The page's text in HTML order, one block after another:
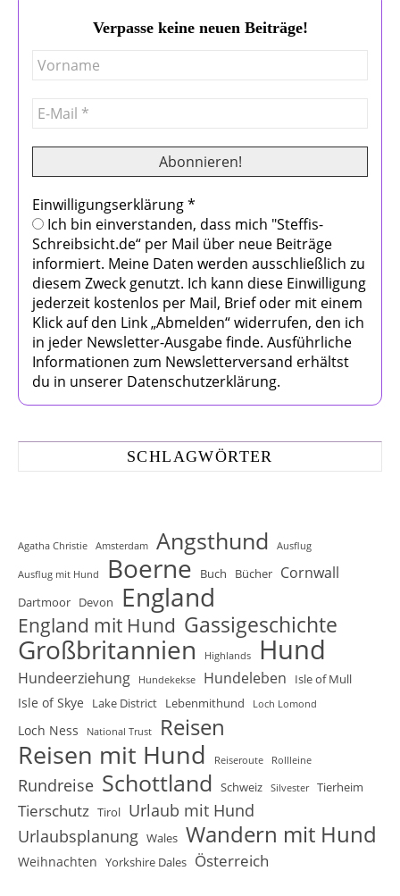
Verpasse keine neuen Beiträge!
Einwilligungserklärung*
Ich bin einverstanden, dass mich "Steffis-
Schreibsicht.de“ per Mail über neue Beiträge
informiert. Meine Daten werden ausschließlich zu
diesem Zweck genutzt. Ich kann diese Einwilligung
jederzeit kostenlos per Mail, Brief oder mit einem
Klick auf den Link „Abmelden“ widerrufen, den ich
in jeder Newsletter-Ausgabe finde. Ausführliche
Informationen zum Newsletterversand erhältst
du in unserer Datenschutzerklärung.
SCHLAGWÖRTER
Agatha Christie Amsterdam Angsthund Ausflug
Ausflug mit Hund Boerne Buch Bücher Cornwall
Dartmoor Devon England
England mit Hund Gassigeschichte
Großbritannien Highlands Hund
Hundeerziehung Hundekekse Hundeleben Isle of Mull
Isle of Skye Lake District Lebenmithund Loch Lomond
Loch Ness National Trust Reisen
Reisen mit Hund Reiseroute Rollleine
Rundreise Schottland Schweiz Silvester Tierheim
Tierschutz Tirol Urlaub mit Hund
Urlaubsplanung Wales Wandern mit Hund
Weihnachten Yorkshire Dales Österreich